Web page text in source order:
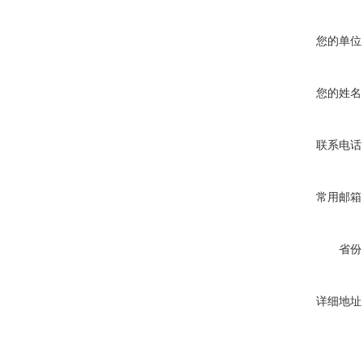
您的单位
您的姓名
联系电话
常用邮箱
省份
详细地址